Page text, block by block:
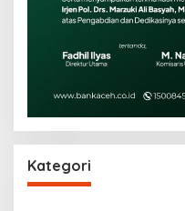
Kategori